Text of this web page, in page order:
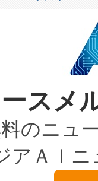
バイオ
いて、自
あります
ルかか
）であ
6,000万
いう課題
、ピーク
な電力容
ます。こ
SLA）違
よるダウ
ンターが
替えるこ
細かな対
により、
ディテー
検出
を搭載。
ース
のニュ
アＡＩ